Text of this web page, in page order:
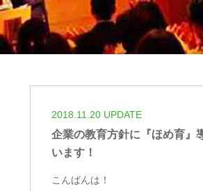
2018.11.20 UPDATE
企業の教育方針に『ほめ育』
います！
こんばんは！